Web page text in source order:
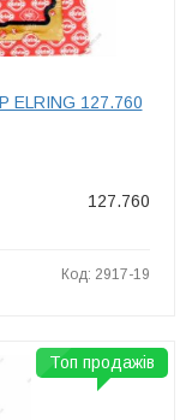
ELRING 127.760
127.760
Код: 2917-19
Топ продажів